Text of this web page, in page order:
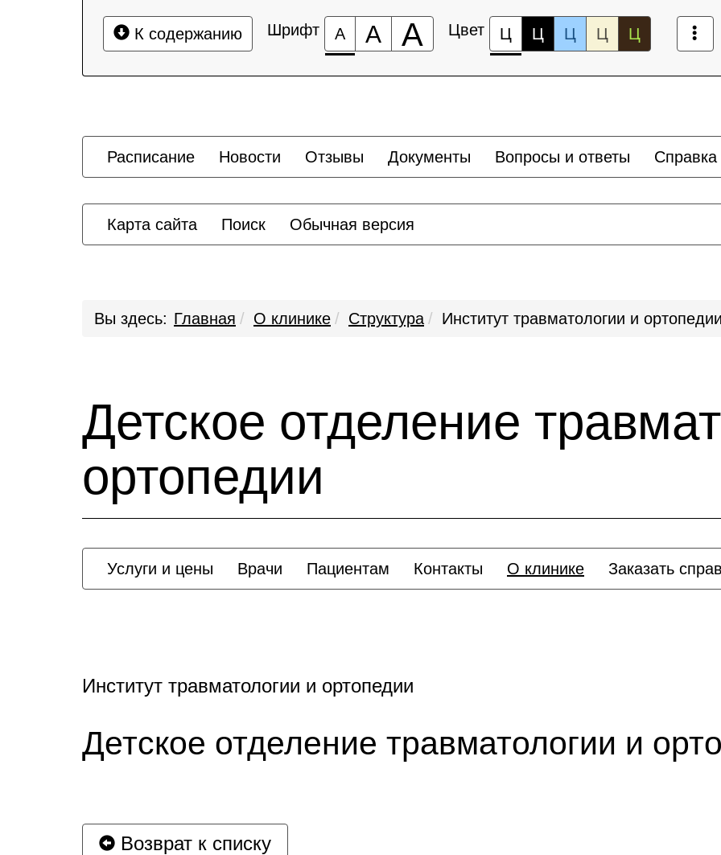
К содержанию Шрифт А А А Цвет Ц Ц Ц Ц Ц
Расписание Новости Отзывы Документы Вопросы и ответы
Карта сайта Поиск Обычная версия
Вы здесь: Главная О клинике Структура Институт травматологии и ортопедии
Детское отделение
ортопедии
Услуги и цены Врачи Пациентам Контакты О клинике Заказать
Институт травматологии и ортопедии
Детское отделение травматологии и
Возврат к списку